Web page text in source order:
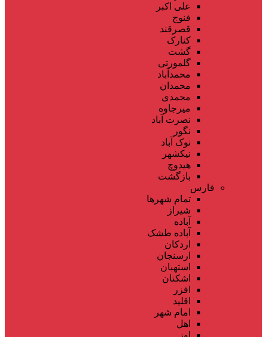
علی اکبر
فنوج
قصرقند
کنارک
گشت
گلمورتی
محمدآباد
محمدان
محمدی
میرجاوه
نصرت آباد
نگور
نوک آباد
نیکشهر
هیدوچ
بازگشت
فارس
تمام شهر‌ها
شیراز
آباده
آباده طشک
اردکان
ارسنجان
استهبان
اشکنان
افزر
اقلید
امام شهر
اهل
اوز